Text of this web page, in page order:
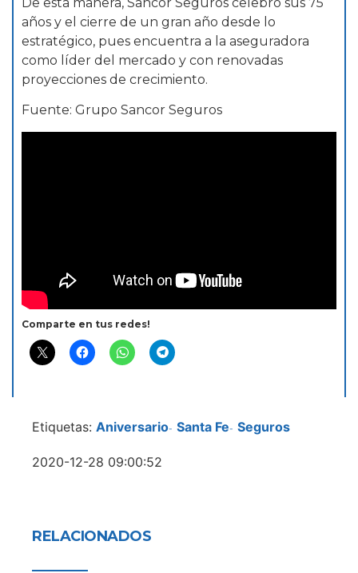
años y el cierre de un gran año desde lo
estratégico, pues encuentra a la aseguradora
como líder del mercado y con renovadas
proyecciones de crecimiento.
Fuente: Grupo Sancor Seguros
Comparte en tus redes!
Etiquetas: Aniversario- Santa Fe- Seguros
2020-12-28 09:00:52
RELACIONADOS